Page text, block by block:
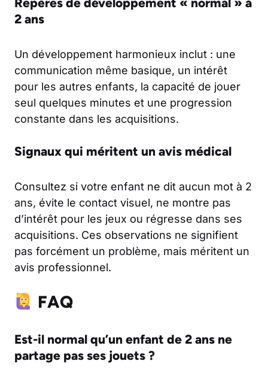
2 ans
Un développement harmonieux inclut : une
communication même basique, un intérêt
pour les autres enfants, la capacité de jouer
seul quelques minutes et une progression
constante dans les acquisitions.
Signaux qui méritent un avis médical
Consultez si votre enfant ne dit aucun mot à 2
ans, évite le contact visuel, ne montre pas
d’intérêt pour les jeux ou régresse dans ses
acquisitions. Ces observations ne signifient
pas forcément un problème, mais méritent un
avis professionnel.
FAQ
Est-il normal qu’un enfant de 2 ans ne
partage pas ses jouets ?